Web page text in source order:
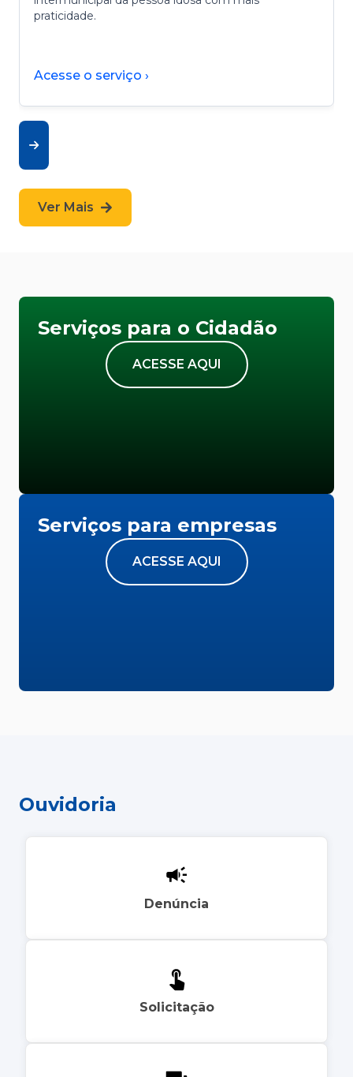
praticidade.
Acesse o serviço ›
Ver Mais
Serviços para o Cidadão
ACESSE AQUI
Serviços para empresas
ACESSE AQUI
Ouvidoria
Denúncia
Solicitação